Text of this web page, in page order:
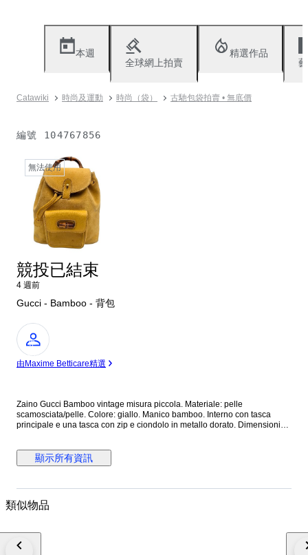
本週
全球網上拍賣
精選作品
Catawiki 時尚及運動 時尚（袋） 古馳包袋拍賣 • 無底價
編號 104767856
無法使用
競投已結束
4 週前
Gucci - Bamboo - 背包
專
家
由Maxime Betticare精選
Zaino Gucci Bamboo vintage misura piccola. Materiale: pelle
scamosciata/pelle. Colore: giallo. Manico bamboo. Interno con tasca
principale e una tasca con zip e ciondolo in metallo dorato. Dimensioni
per la conservazione soprattutto nelle parti in camoscio. Necessita
semplicemente di pulizia. Deformazione dei manici in pelle, leggeri segni.
Condizioni interne: buone condizioni. Leggero odore di chiuso.
limitazioni o costi di importazione e dogana sono a carico dell'acquirente.
顯示所有資訊
類似物品